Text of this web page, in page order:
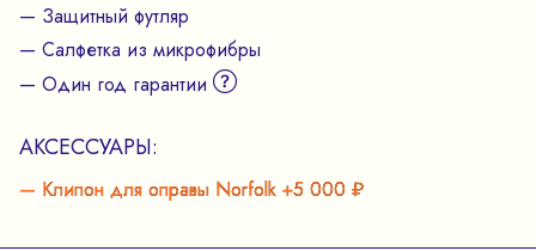
— Защитный футляр
— Салфетка из микрофибры
— Один год гарантии
АКСЕССУАРЫ:
— Клипон для оправы Norfolk +5 000 ₽